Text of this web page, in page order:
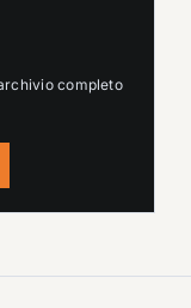
completo